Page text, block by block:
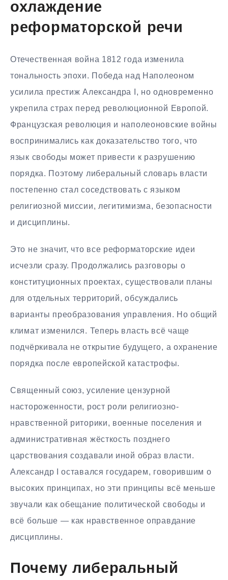
охлаждение
реформаторской речи
Отечественная война 1812 года изменила
тональность эпохи. Победа над Наполеоном
усилила престиж Александра I, но одновременно
укрепила страх перед революционной Европой.
Французская революция и наполеоновские войны
воспринимались как доказательство того, что
язык свободы может привести к разрушению
порядка. Поэтому либеральный словарь власти
постепенно стал соседствовать с языком
религиозной миссии, легитимизма, безопасности
и дисциплины.
Это не значит, что все реформаторские идеи
исчезли сразу. Продолжались разговоры о
конституционных проектах, существовали планы
для отдельных территорий, обсуждались
варианты преобразования управления. Но общий
климат изменился. Теперь власть всё чаще
подчёркивала не открытие будущего, а охранение
порядка после европейской катастрофы.
Священный союз, усиление цензурной
настороженности, рост роли религиозно-
нравственной риторики, военные поселения и
административная жёсткость позднего
царствования создавали иной образ власти.
Александр I оставался государем, говорившим о
высоких принципах, но эти принципы всё меньше
звучали как обещание политической свободы и
всё больше — как нравственное оправдание
дисциплины.
Почему либеральный